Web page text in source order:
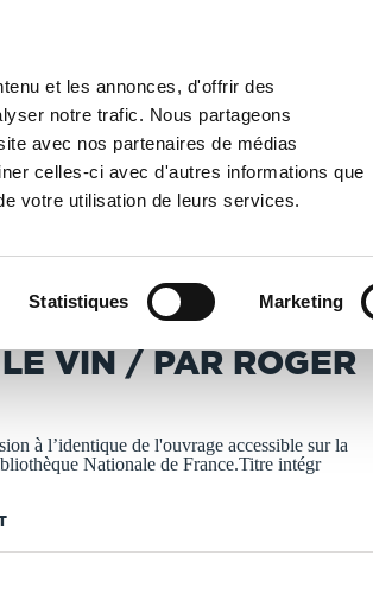
et les annonces, d'offrir des
notre trafic. Nous partageons
avec nos partenaires de médias
celles-ci avec d'autres informations que
votre utilisation de leurs services.
Statistiques Marketing
LIBRAIRIE
le vin / par Roger Marselt
- DÉLAI ACTUEL : 3 À 5
VIN / PAR ROGER
à l’identique de l'ouvrage accessible sur la
Nationale de France.Titre intégr